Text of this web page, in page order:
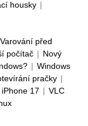
housky |
Varování před
počítač | Nový
| Windows
pračky |
iPhone 17 | VLC